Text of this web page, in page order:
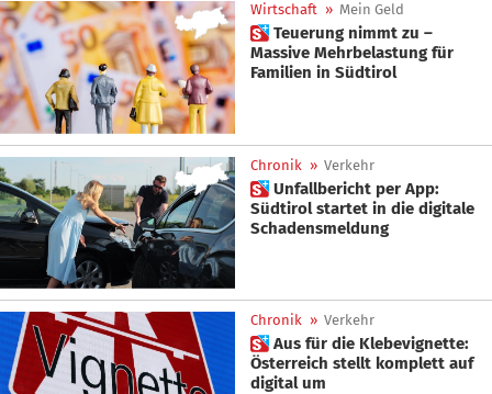
Wirtschaft » Mein Geld
 Teuerung nimmt zu –
Massive Mehrbelastung für
Familien in Südtirol
Chronik » Verkehr
 Unfallbericht per App:
Südtirol startet in die digitale
Schadensmeldung
Chronik » Verkehr
 Aus für die Klebevignette:
Österreich stellt komplett auf
digital um